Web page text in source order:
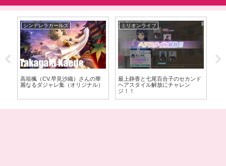
ミリオンライブ
フレちゃん（宮本フレデリカ）は
ミリオンライブの方が可愛い？
シンデレラガールズ
シンデレラガールズ 9周年アニバ
ーサリーメモリアルパーティ